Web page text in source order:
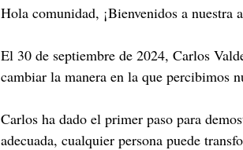
Hola comunidad, ¡Bienvenidos a nuestra
El 30 de septiembre de 2024, Carlos
cambiar la manera en la que percibimos
Carlos ha dado el primer paso para
adecuada, cualquier persona puede